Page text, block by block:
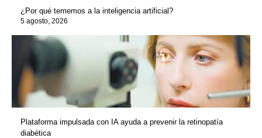
¿Por qué tememos a la inteligencia artificial?
5 agosto, 2026
Plataforma impulsada con IA ayuda a prevenir la retinopatía
diabética